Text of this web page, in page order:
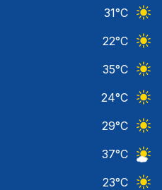
31°C
22°C
35°C
24°C
29°C
37°C
23°C